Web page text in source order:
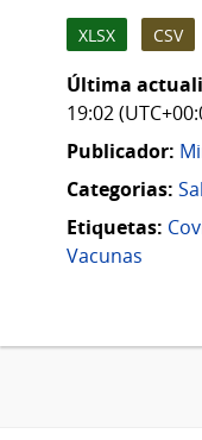
XLSX CSV
Última
19:02
Publicador:
Categorias:
Etiquetas:
Vacunas